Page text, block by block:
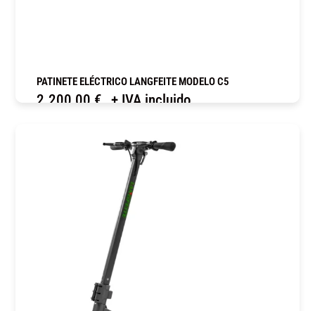
PATINETE ELÉCTRICO LANGFEITE MODELO C5
2.200,00 € + IVA incluido